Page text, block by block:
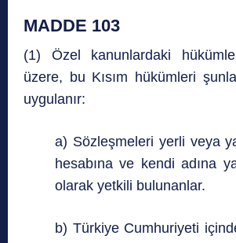
MADDE 103
(1) Özel kanunlardaki
üzere, bu Kısım hükümleri
uygulanır:
a) Sözleşmeleri yerli veya
hesabına ve kendi adına
olarak yetkili bulunanlar.
b) Türkiye Cumhuriyeti